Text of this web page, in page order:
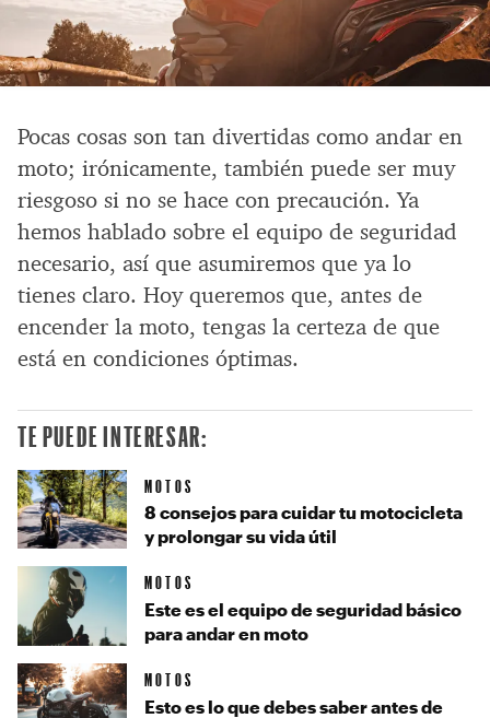
Pocas cosas son tan divertidas como andar en
moto; irónicamente, también puede ser muy
riesgoso si no se hace con precaución. Ya
hemos hablado sobre el equipo de seguridad
necesario, así que asumiremos que ya lo
tienes claro. Hoy queremos que, antes de
encender la moto, tengas la certeza de que
está en condiciones óptimas.
TE PUEDE INTERESAR:
MOTOS
8 consejos para cuidar tu motocicleta
y prolongar su vida útil
MOTOS
Este es el equipo de seguridad básico
para andar en moto
MOTOS
Esto es lo que debes saber antes de